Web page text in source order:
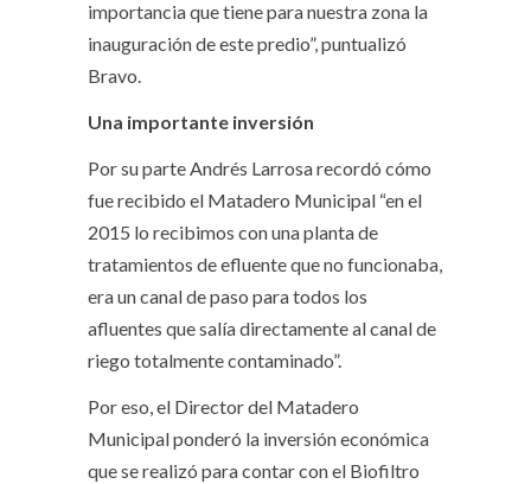
importancia que tiene para nuestra zona la
inauguración de este predio”, puntualizó
Bravo.
Una importante inversión
Por su parte Andrés Larrosa recordó cómo
fue recibido el Matadero Municipal “en el
2015 lo recibimos con una planta de
tratamientos de efluente que no funcionaba,
era un canal de paso para todos los
afluentes que salía directamente al canal de
riego totalmente contaminado”.
Por eso, el Director del Matadero
Municipal ponderó la inversión económica
que se realizó para contar con el Biofiltro